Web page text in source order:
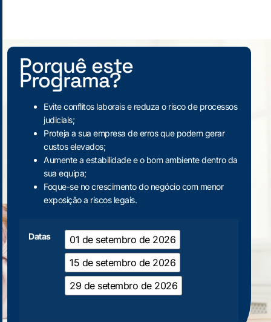
Porquê este
Programa?
Evite conflitos laborais e reduza o risco de processos
judiciais;
Proteja a sua empresa de erros que podem gerar
custos elevados;
Aumente a estabilidade e o bom ambiente dentro da
sua equipa;
Foque-se no crescimento do negócio com menor
exposição a riscos legais.
Datas
01 de setembro de 2026
15 de setembro de 2026
29 de setembro de 2026